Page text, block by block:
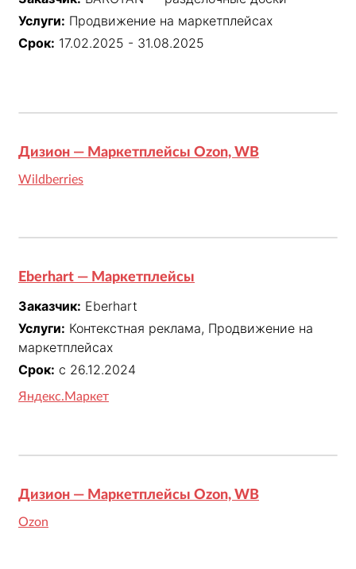
Услуги: Продвижение на маркетплейсах
Срок: 17.02.2025 - 31.08.2025
Дизион — Маркетплейсы Ozon, WB
Wildberries
Eberhart — Маркетплейсы
Заказчик: Eberhart
Услуги: Контекстная реклама, Продвижение на
маркетплейсах
Срок: с 26.12.2024
Яндекс.Маркет
Дизион — Маркетплейсы Ozon, WB
Ozon